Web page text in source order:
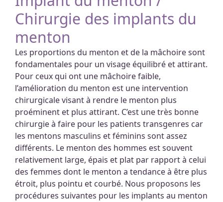
Chirurgie des implants du
menton
Les proportions du menton et de la mâchoire sont
fondamentales pour un visage équilibré et attirant.
Pour ceux qui ont une mâchoire faible,
l’amélioration du menton est une intervention
chirurgicale visant à rendre le menton plus
proéminent et plus attirant. C’est une très bonne
chirurgie à faire pour les patients transgenres car
les mentons masculins et féminins sont assez
différents. Le menton des hommes est souvent
relativement large, épais et plat par rapport à celui
des femmes dont le menton a tendance à être plus
étroit, plus pointu et courbé. Nous proposons les
procédures suivantes pour les implants au menton